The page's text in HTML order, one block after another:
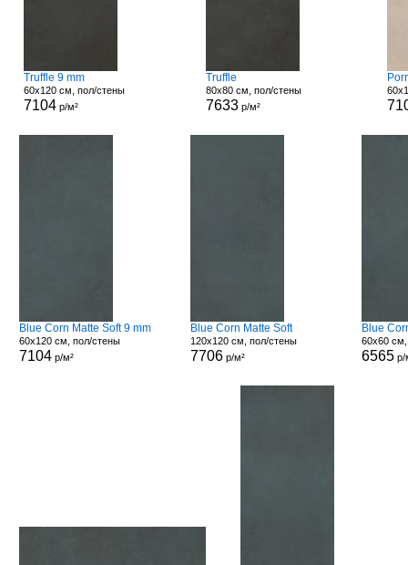
Truffle 9 mm
60x120 см, пол/стены
7104 р/м²
Truffle
80x80 см, пол/стены
7633р/м²
Blue Corn Matte Soft 9 mm
60x120 см, пол/стены
7104р/м²
Blue Corn Matte Soft
120x120 см, пол/стены
7706 р/м²
Blue
60x60
6565 р/